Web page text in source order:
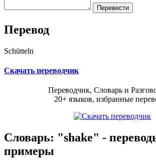
Перевод
Schütteln
Скачать переводчик
Переводчик, Словарь и
20+ языков, избранные
Словарь: "shake" -
примеры